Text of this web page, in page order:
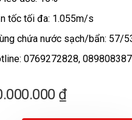
tốc tối đa: 1.055m/s
chứa nước sạch/bẩn: 57/
0769272828,
₫